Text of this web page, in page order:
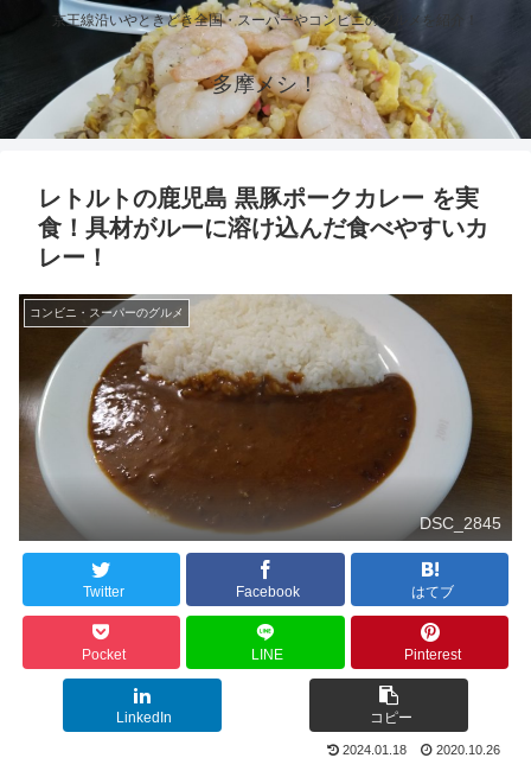
京王線沿いやときどき全国・スーパーやコンビニのグルメを紹介！
多摩メシ！
レトルトの鹿児島 黒豚ポークカレー を実
食！具材がルーに溶け込んだ食べやすいカ
レー！
コンビニ・スーパーのグルメ
DSC_2845
Twitter Facebook はてブ
Pocket LINE Pinterest
LinkedIn コピー
2024.01.18 2020.10.26